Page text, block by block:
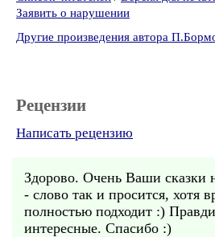
Заявить о нарушении
Другие произведения автора
Рецензии
Написать рецензию
Здорово. Очень Ваши сказки
- слово так и просится, хотя
полностью подходит :)
интересные. Спасибо :)